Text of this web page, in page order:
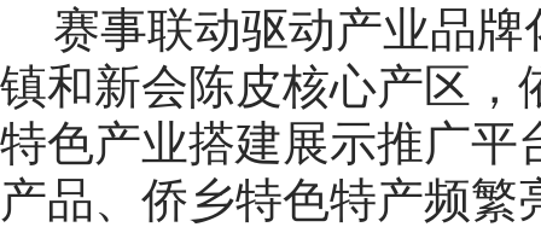
赛事联动驱动产业品牌
镇和新会陈皮核心产区，
特色产业搭建展示推广平
产品、侨乡特色特产频